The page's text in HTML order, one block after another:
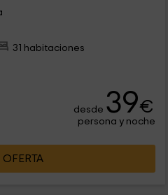
31 habitaciones
desde 39€
persona y noche
OFERTA